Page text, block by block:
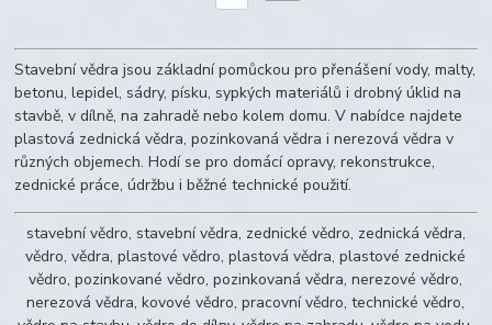
Stavební vědra jsou základní pomůckou pro přenášení vody, malty,
betonu, lepidel, sádry, písku, sypkých materiálů i drobný úklid na
stavbě, v dílně, na zahradě nebo kolem domu. V nabídce najdete
plastová zednická vědra, pozinkovaná vědra i nerezová vědra v
různých objemech. Hodí se pro domácí opravy, rekonstrukce,
zednické práce, údržbu i běžné technické použití.
stavební vědro, stavební vědra, zednické vědro, zednická vědra,
vědro, vědra, plastové vědro, plastová vědra, plastové zednické
vědro, pozinkované vědro, pozinkovaná vědra, nerezové vědro,
nerezová vědra, kovové vědro, pracovní vědro, technické vědro,